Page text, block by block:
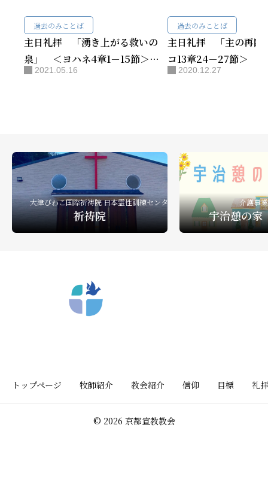
過去のみことば
主日礼拝 「湧き上がる救いの
泉」 ＜ヨハネ4章1－15節＞
工藤 弘雄師
2021.05.16
過去のみことば
主日礼拝 「主の再
コ13章24－27節＞
2020.12.27
大津びわこ国際祈祷院 日本霊性訓練センター
祈祷院
介護事
宇治憩の
トップページ 牧師紹介 教会紹介 信仰 目標 礼
© 2026 京都宣教教会